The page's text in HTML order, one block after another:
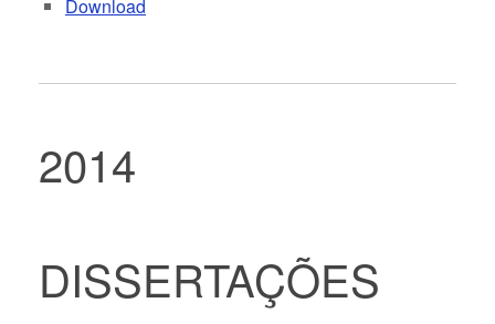
Download
2014
DISSERTAÇÕES